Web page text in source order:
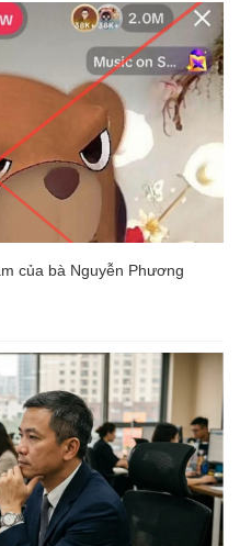
của bà Nguyễn Phương